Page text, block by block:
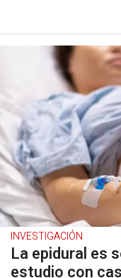
INVESTIGACIÓN
La epidural es
estudio con